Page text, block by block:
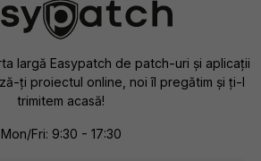
largă Easypatch de patch-uri și aplicații
ți proiectul online, noi îl pregătim și ți-l
trimitem acasă!
Mon/Fri: 9:30 - 17:30